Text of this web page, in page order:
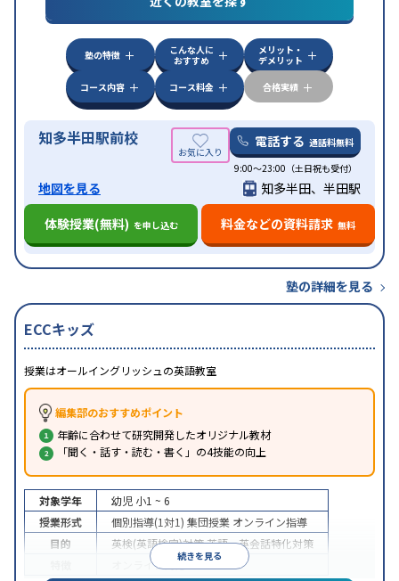
特徴 オンライン対応1科目から受講可能季節講習の
みの受講可
自習室あり
塾の特徴
こんな人に
おすすめ
メリット・
デメリット
コース内容
コース料金 合格実績
知多半田駅前校 電話する 通話料無料
9:00～23:00（土日祝も受付）
地図を見る
知多半田、半田駅
体験授業(無料) を申し込む 料金などの資料請求 無料
塾の詳細を見る
ECCキッズ
授業はオールイングリッシュの英語教室
編集部のおすすめポイント
年齢に合わせて研究開発したオリジナル教材
「聞く・話す・読む・書く」の4技能の向上
続きを見る
対象学年 幼児 小1 ~ 6
授業形式
個別指導(1対1) 集団授業 オンライン指導
目的
英検(英語検定)対策英語・英会話特化対策
オンライン対応